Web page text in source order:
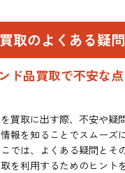
取のよくある疑
ド品買取で不安な
買取に出す際、不安や疑
報を知ることでスムーズ
では、よくある疑問とそ
を利用するためのヒント